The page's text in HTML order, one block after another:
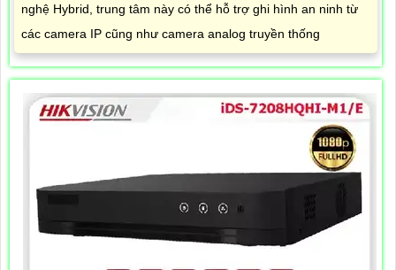
nghệ Hybrid, trung tâm này có thể hỗ trợ ghi hình an ninh từ
các camera IP cũng như camera analog truyền thống